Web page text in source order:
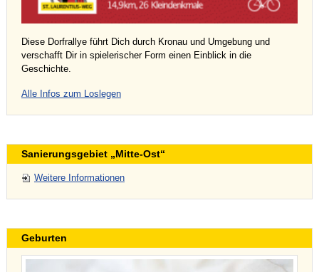
Diese Dorfrallye führt Dich durch Kronau und Umgebung und
verschafft Dir in spielerischer Form einen Einblick in die
Geschichte.
Alle Infos zum Loslegen
Sanierungsgebiet „Mitte-Ost“
Weitere Informationen
Geburten